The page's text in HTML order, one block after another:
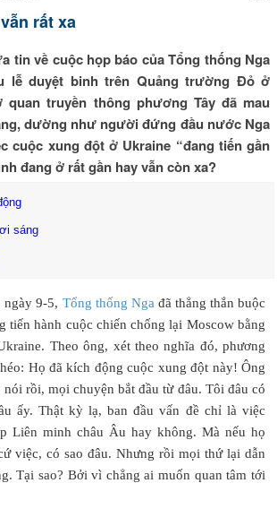
rất xa
tin về cuộc họp báo của Tổng thống Nga
lễ duyệt binh trên Quảng trường Đỏ ở
quan truyền thông phương Tây đã mau
dường như người đứng đầu nước Nga
cuộc xung đột ở Ukraine “đang tiến gần
đang ở rất gần hay vẫn còn xa?
sáng
ngày 9-5, Tổng thống Nga đã thẳng thắn buộc
tiến hành cuộc chiến chống lại Moscow bằng
Theo ông, xét theo nghĩa đó, phương
Họ đã kích động cuộc xung đột này! Ông
nói rồi, mọi chuyện bắt đầu từ đâu. Tôi đâu có
ấy. Thật kỳ lạ, ban đầu vấn đề chỉ là việc
Liên minh châu Âu hay không. Mà nếu họ
việc, có sao đâu. Nhưng rồi mọi thứ lại dẫn
Tại sao? Bởi vì chẳng ai muốn quan tâm tới